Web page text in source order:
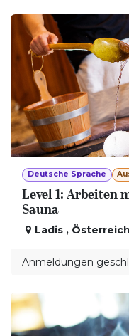
Deutsche Sprache
Level 1: Arbeiten
Sauna
Ladis , Österreich
Anmeldungen